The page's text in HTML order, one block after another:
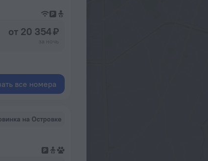
от 20 354 ₽
все номера
на Островке